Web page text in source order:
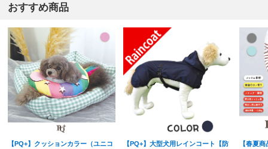
おすすめ商品
【PQ+】クッションカラー（ユニコ 【PQ+】大型犬用レインコート【防 【春夏